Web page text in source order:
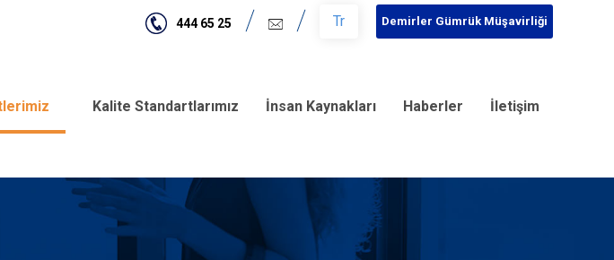
Demirler Gümrük Müşavirliği
Tr
444 65 25
Kalite Standartlarımız İnsan Kaynakları Haberler İletişim